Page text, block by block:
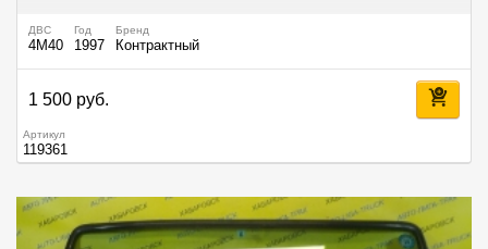
ДВС
4M40
Год
1997
Бренд
Контрактный
1 500 руб.
Артикул
119361